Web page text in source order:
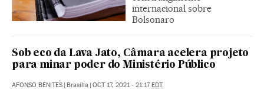
internacional sobre
Bolsonaro
Sob eco da Lava Jato, Câmara acelera projeto
para minar poder do Ministério Público
AFONSO BENITES | Brasília | OCT 17, 2021 - 21:17EDT